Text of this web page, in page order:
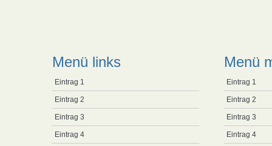
Menü links
Eintrag 1
Eintrag 2
Eintrag 3
Eintrag 4
Menü
Eintrag 1
Eintrag 2
Eintrag 3
Eintrag 4